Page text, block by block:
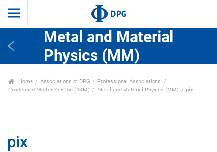
Metal and Material
Physics (MM)
Home Associations of DPG
Professional Associations
Condensed Matter Section (SKM)
Metal and Material Physics (MM) pix
pix